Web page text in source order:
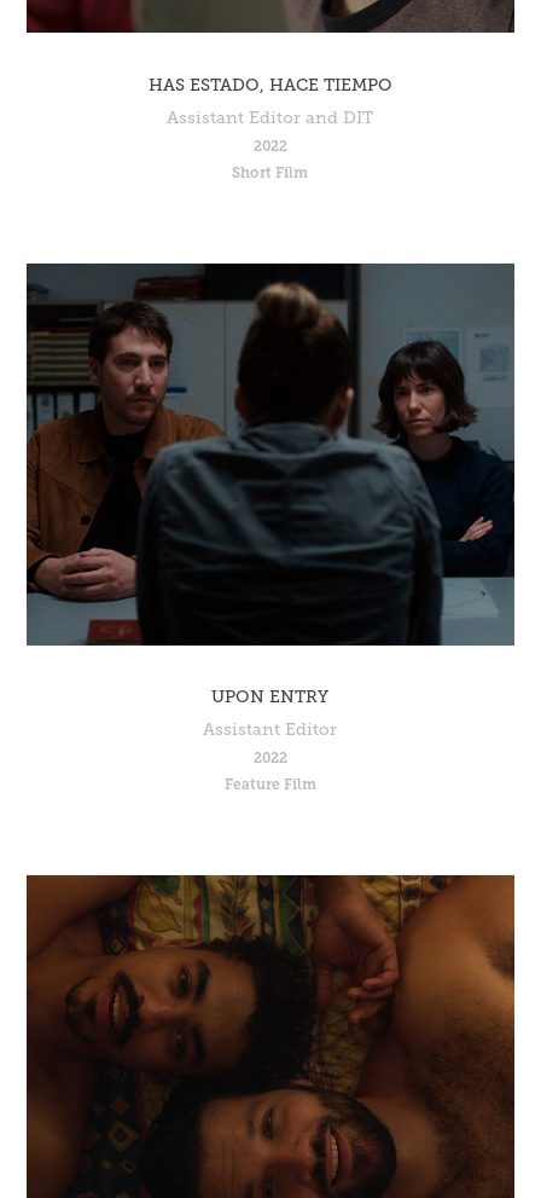
HAS ESTADO, HACE TIEMPO
Assistant Editor and DIT
2022
Short Film
UPON ENTRY
Assistant Editor
2022
Feature Film